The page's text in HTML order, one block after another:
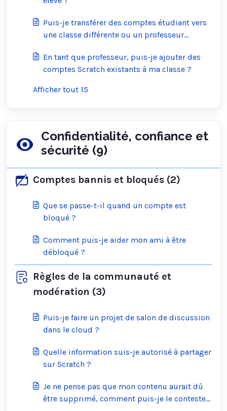
Puis-je transférer des comptes étudiant vers
une classe différente ou un professeur
étudiant en un compte Scratch normal ?
En tant que professeur, puis-je ajouter des
comptes Scratch existants à ma classe ?
Afficher tout 15
Confidentialité, confiance et
sécurité (9)
Comptes bannis et bloqués (2)
Que se passe-t-il quand un compte est
bloqué ?
Comment puis-je aider mon ami à être
débloqué ?
Règles de la communauté et
modération (3)
Puis-je faire un projet de salon de discussion
dans le cloud ?
Quelle information suis-je autorisé à partager
sur Scratch ?
Je ne pense pas que mon contenu aurait dû
être supprimé, comment puis-je le contester